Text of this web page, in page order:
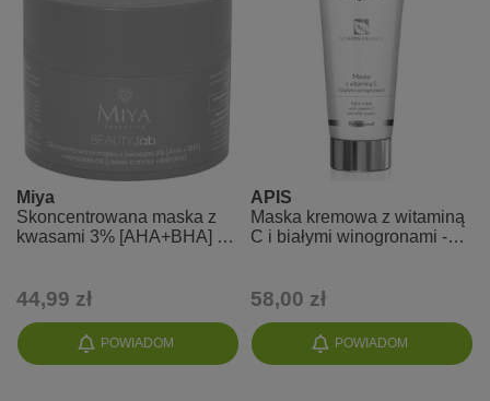
POWIADOM
Miya
Skoncentrowana maska z
kwasami 3% [AHA+BHA] +
44,99 zł
POWIADOM
APIS
Maska kremowa z witaminą
C i białymi winogronami -
58,00 zł